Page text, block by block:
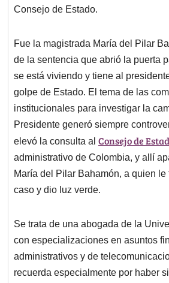
p
k
n
Consejo de Estado.
Fue la magistrada María del Pilar
de la sentencia que abrió la puerta
se está viviendo y tiene al
golpe de Estado. El tema de las
institucionales para investigar la
Presidente generó siempre
elevó la consulta al Consejo de
administrativo de Colombia, y allí
María del Pilar Bahamón, a quien le
caso y dio luz verde.
Se trata de una abogada de la
con especializaciones en asuntos
administrativos y de
recuerda especialmente por haber